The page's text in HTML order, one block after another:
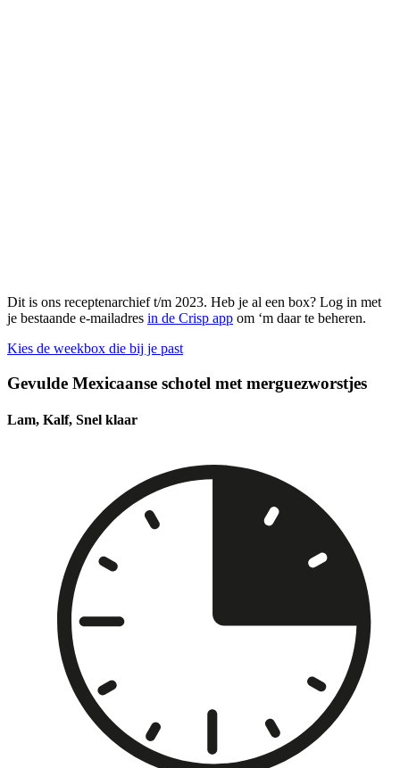
Dit is ons receptenarchief t/m 2023. Heb je al een box? Log in met
je bestaande e-mailadres in de Crisp app om ‘m daar te beheren.
Kies de weekbox die bij je past
Gevulde Mexicaanse schotel met merguezworstjes
Lam, Kalf, Snel klaar